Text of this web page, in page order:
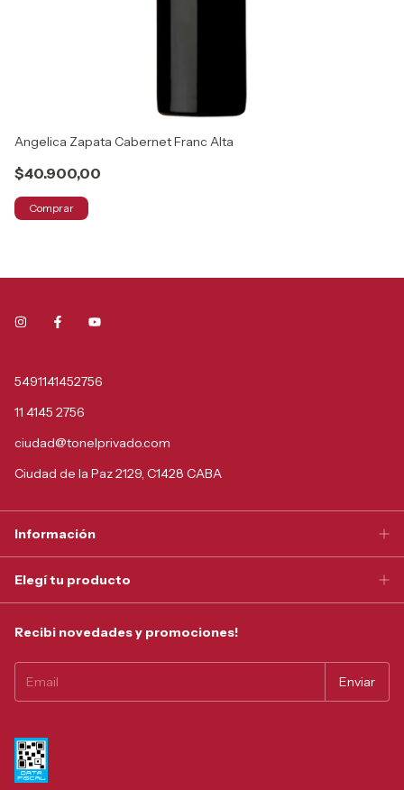
Angelica Zapata Cabernet Franc Alta
$40.900,00
Comprar
5491141452756
11 4145 2756
ciudad@tonelprivado.com
Ciudad de la Paz 2129, C1428 CABA
Información
Elegí tu producto
Recibi novedades y promociones!